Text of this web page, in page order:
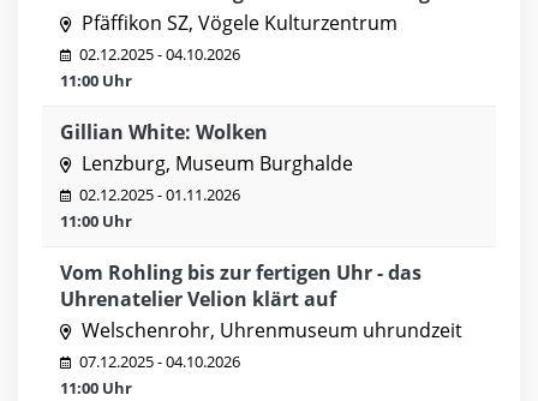
Pfäffikon SZ, Vögele Kulturzentrum
02.12.2025 - 04.10.2026
11:00 Uhr
Gillian White: Wolken
Lenzburg, Museum Burghalde
02.12.2025 - 01.11.2026
11:00 Uhr
Vom Rohling bis zur fertigen Uhr - das
Uhrenatelier Velion klärt auf
Welschenrohr, Uhrenmuseum uhrundzeit
07.12.2025 - 04.10.2026
11:00 Uhr